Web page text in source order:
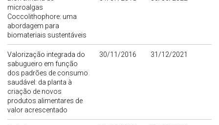
microalgas
Coccolithophore: uma
abordagem para
biomateriais sustentáveis
Valorização integrada do
sabugueiro em função
dos padrões de consumo
saudável: da planta à
criação de novos
produtos alimentares de
valor acrescentado
30/11/2016 31/12/2021